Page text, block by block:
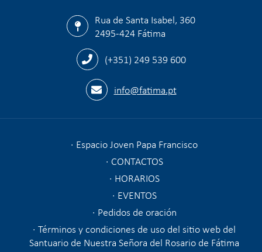
Rua de Santa Isabel, 360
2495-424 Fátima
(+351) 249 539 600
info@fatima.pt
Espacio Joven Papa Francisco
CONTACTOS
HORARIOS
EVENTOS
Pedidos de oración
Términos y condiciones de uso del sitio web del
Santuario de Nuestra Señora del Rosario de Fátima